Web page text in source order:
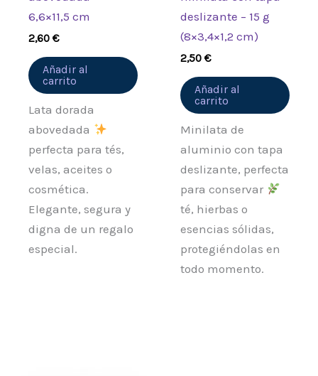
6,6×11,5 cm
2,60€
Añadir al
carrito
Lata dorada
abovedada
perfecta para tés,
velas, aceites o
cosmética.
Elegante, segura y
digna de un regalo
especial.
deslizante – 15 g
(8×3,4×1,2 cm)
2,50€
Añadir al
carrito
Minilata de
aluminio con tapa
deslizante, perfecta
para conservar
té, hierbas o
esencias sólidas,
protegiéndolas en
todo momento.